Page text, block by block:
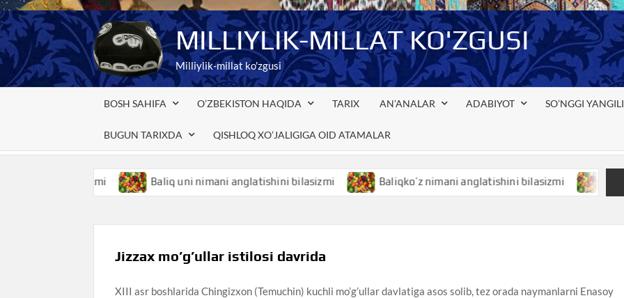
MILLIYLIK-MILLAT KO'ZGUSI
Milliylik-millat ko'zgusi
BOSH SAHIFA O’ZBEKISTON HAQIDA TARIX AN’ANALAR ADABIYOT SO’NGGI
BUGUN TARIXDA QISHLOQ XO’JALIGIGA OID ATAMALAR
Baliq uni nimani anglatishini bilasizmi Baliqko’z nimani anglatishini bilasizmi Baliq nimani
Jizzax mo’g’ullar istilosi davrida
XIII asr boshlarida Chingizxon (Temuchin) kuchli mo’g’ullar davlatiga asos solib, tez orada naymanlarni Enasoy